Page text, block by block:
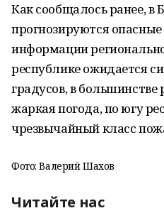
Как сообщалось ранее, в
прогнозируются
информации
республике ожидается
градусов, в
жаркая погода, по югу
чрезвычайный класс
Фото: Валерий Шахов
Читайте нас